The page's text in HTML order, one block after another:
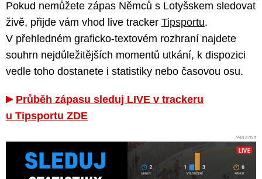
Pokud nemůžete zápas Němců s Lotyšskem sledovat
živě, přijde vám vhod live tracker Tipsportu.
V přehledném graficko-textovém rozhraní najdete
souhrn nejdůležitějších momentů utkání, k dispozici
vedle toho dostanete i statistiky nebo časovou osu.
Průběh zápasu sleduj LIVE v trackeru
u Tipsportu ZDE